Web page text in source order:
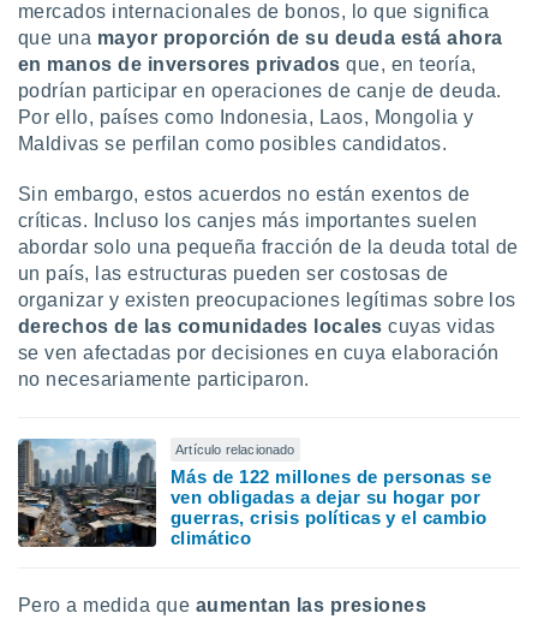
mercados internacionales de bonos, lo que significa
que una mayor proporción de su deuda está ahora
en manos de inversores privados que, en teoría,
podrían participar en operaciones de canje de deuda.
Por ello, países como Indonesia, Laos, Mongolia y
Maldivas se perfilan como posibles candidatos.
Sin embargo, estos acuerdos no están exentos de
críticas. Incluso los canjes más importantes suelen
abordar solo una pequeña fracción de la deuda total de
un país, las estructuras pueden ser costosas de
organizar y existen preocupaciones legítimas sobre los
derechos de las comunidades locales cuyas vidas
se ven afectadas por decisiones en cuya elaboración
no necesariamente participaron.
Artículo relacionado
Más de 122 millones de personas se
ven obligadas a dejar su hogar por
guerras, crisis políticas y el cambio
climático
Pero a medida que aumentan las presiones